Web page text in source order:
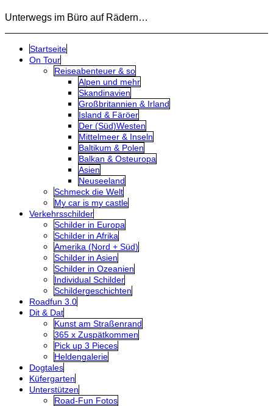
Unterwegs im Büro auf Rädern…
Startseite
On Tour
Reiseabenteuer & so
Alpen und mehr
Skandinavien
Großbritannien & Irland
Island & Färöer
Der (Süd)Westen
Mittelmeer & Inseln
Baltikum & Polen
Balkan & Osteuropa
Asien
Neuseeland
Schmeck die Welt
My car is my castle
Verkehrsschilder
Schilder in Europa
Schilder in Afrika
Amerika (Nord + Süd)
Schilder in Asien
Schilder in Ozeanien
Individual Schilder
Schildergeschichten
Roadfun 3.0
Dit & Dat
Kunst am Straßenrand
365 x Zuspätkommen
Pick up 3 Pieces
Heldengalerie
Dogtales
Küfergarten
Unterstützen
Road-Fun Fotos